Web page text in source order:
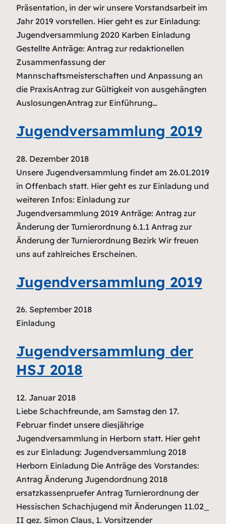
Präsentation, in der wir unsere Vorstandsarbeit im
Jahr 2019 vorstellen. Hier geht es zur Einladung:
Jugendversammlung 2020 Karben Einladung
Gestellte Anträge: Antrag zur redaktionellen
Zusammenfassung der
Mannschaftsmeisterschaften und Anpassung an
die PraxisAntrag zur Gültigkeit von ausgehängten
AuslosungenAntrag zur Einführung…
Jugendversammlung 2019
28. Dezember 2018
Unsere Jugendversammlung findet am 26.01.2019
in Offenbach statt. Hier geht es zur Einladung und
weiteren Infos: Einladung zur
Jugendversammlung 2019 Anträge: Antrag zur
Änderung der Turnierordnung 6.1.1 Antrag zur
Änderung der Turnierordnung Bezirk Wir freuen
uns auf zahlreiches Erscheinen.
Jugendversammlung 2019
26. September 2018
Einladung
Jugendversammlung der
HSJ 2018
12. Januar 2018
Liebe Schachfreunde, am Samstag den 17.
Februar findet unsere diesjährige
Jugendversammlung in Herborn statt. Hier geht
es zur Einladung: Jugendversammlung 2018
Herborn Einladung Die Anträge des Vorstandes:
Antrag Änderung Jugendordnung 2018
ersatzkassenpruefer Antrag Turnierordnung der
Hessischen Schachjugend mit Änderungen 11.02_
II gez. Simon Claus, 1. Vorsitzender